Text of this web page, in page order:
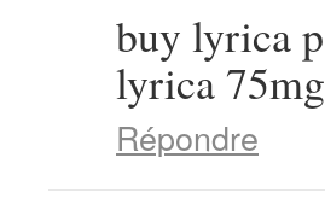
buy lyrica
lyrica
Répondre